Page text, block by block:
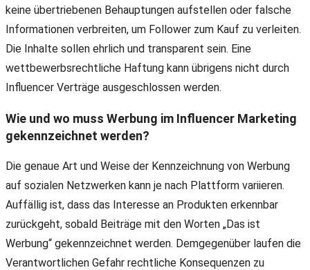
keine übertriebenen Behauptungen aufstellen oder falsche
Informationen verbreiten, um Follower zum Kauf zu verleiten.
Die Inhalte sollen ehrlich und transparent sein. Eine
wettbewerbsrechtliche Haftung kann übrigens nicht durch
Influencer Verträge ausgeschlossen werden.
Wie und wo muss Werbung im Influencer Marketing
gekennzeichnet werden?
Die genaue Art und Weise der Kennzeichnung von Werbung
auf sozialen Netzwerken kann je nach Plattform variieren.
Auffällig ist, dass das Interesse an Produkten erkennbar
zurückgeht, sobald Beiträge mit den Worten „Das ist
Werbung“ gekennzeichnet werden. Demgegenüber laufen die
Verantwortlichen Gefahr rechtliche Konsequenzen zu